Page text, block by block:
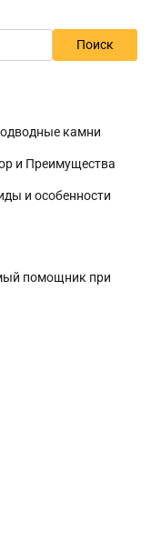
Поиск
камни
и Преимущества
и особенности
помощник при